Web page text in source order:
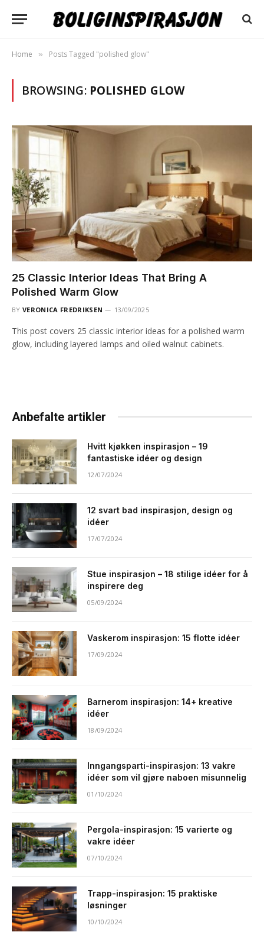
Home » Posts Tagged "polished glow"
BROWSING: POLISHED GLOW
25 Classic Interior Ideas That Bring A
Polished Warm Glow
BY VERONICA FREDRIKSEN 13/09/2025
This post covers 25 classic interior ideas for a polished warm
glow, including layered lamps and oiled walnut cabinets.
Anbefalte artikler
Hvitt kjøkken inspirasjon – 19
fantastiske idéer og design
12/07/2024
12 svart bad inspirasjon, design og
idéer
17/07/2024
Stue inspirasjon – 18 stilige idéer for å
inspirere deg
05/09/2024
Vaskerom inspirasjon: 15 flotte idéer
17/09/2024
Barnerom inspirasjon: 14+ kreative
idéer
18/09/2024
Inngangsparti-inspirasjon: 13 vakre
idéer som vil gjøre naboen misunnelig
01/10/2024
Pergola-inspirasjon: 15 varierte og
vakre idéer
07/10/2024
Trapp-inspirasjon: 15 praktiske
løsninger
10/10/2024